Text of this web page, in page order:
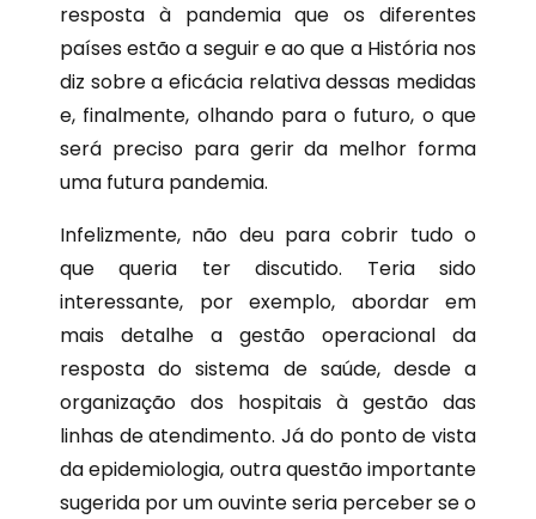
resposta à pandemia que os diferentes
países estão a seguir e ao que a História nos
diz sobre a eficácia relativa dessas medidas
e, finalmente, olhando para o futuro, o que
será preciso para gerir da melhor forma
uma futura pandemia.
Infelizmente, não deu para cobrir tudo o
que queria ter discutido. Teria sido
interessante, por exemplo, abordar em
mais detalhe a gestão operacional da
resposta do sistema de saúde, desde a
organização dos hospitais à gestão das
linhas de atendimento. Já do ponto de vista
da epidemiologia, outra questão importante
sugerida por um ouvinte seria perceber se o